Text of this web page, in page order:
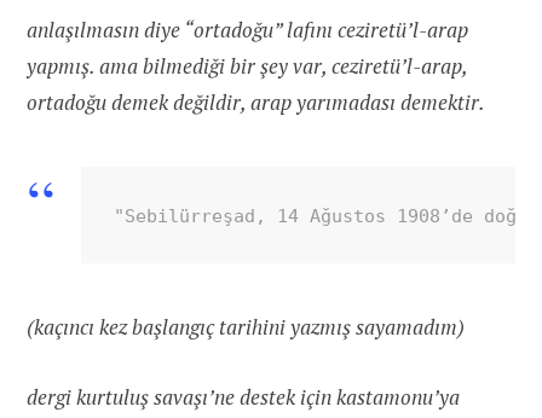
anlaşılmasın diye “ortadoğu” lafını ceziretü’l-arap
yapmış. ama bilmediği bir şey var, ceziretü’l-arap,
ortadoğu demek değildir, arap yarımadası demektir.
"Sebilürreşad, 14 Ağustos 1908’de
(kaçıncı kez başlangıç tarihini yazmış sayamadım)
dergi kurtuluş savaşı’ne destek için kastamonu’ya